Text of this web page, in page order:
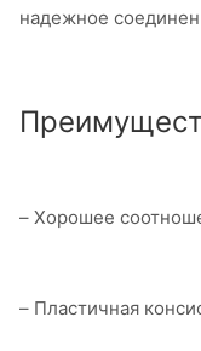
надежное
– Хорошее
– Пластичная